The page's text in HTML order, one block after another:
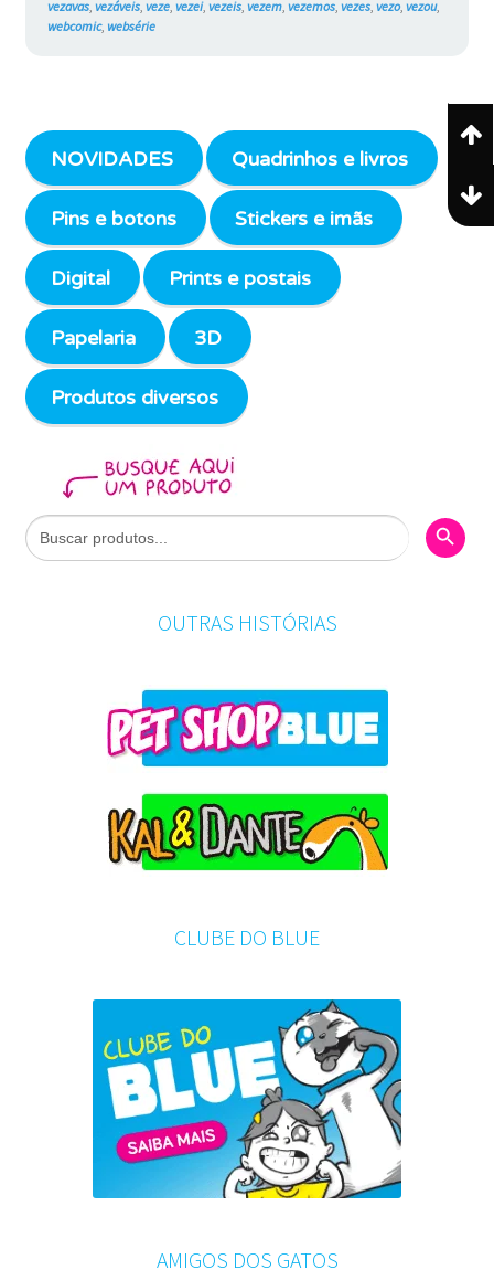
vezavas, vezáveis, veze, vezei, vezeis, vezem, vezemos, vezes, vezo, vezou,
webcomic, websérie
NOVIDADES Quadrinhos e livros
Pins e botons Stickers e imãs
Digital Prints e postais
Papelaria 3D
Produtos diversos
Search
for:
Search
OUTRAS HISTÓRIAS
CLUBE DO BLUE
AMIGOS DOS GATOS